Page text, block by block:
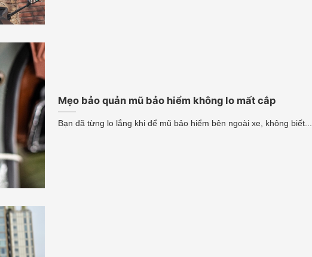
Mẹo bảo quản mũ bảo hiểm không lo mất cắp
Bạn đã từng lo lắng khi để mũ bảo hiểm bên ngoài xe, không biết...